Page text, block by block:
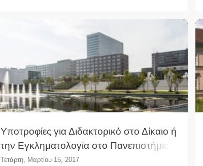
Υποτροφίες για Διδακτορικό στο Δίκαιο ή
την Εγκληματολογία στο Πανεπιστήμιο
του Ρότερνταμ
Τετάρτη, Μαρτίου 15, 2017
ΕΓΚΛΗΜΑΤΟΛΟΓΊΑ
ΠΑΝΕΠΙΣΤΉΜΙΟ +
ΥΠΟΤΡΟΦΊΕΣ